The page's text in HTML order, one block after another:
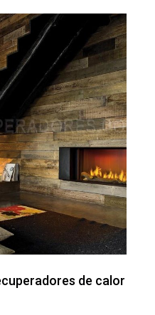
de calor